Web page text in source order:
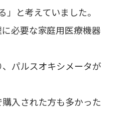
と考えていました。
必要な家庭用医療機器
パルスオキシメータが
入された方も多かった